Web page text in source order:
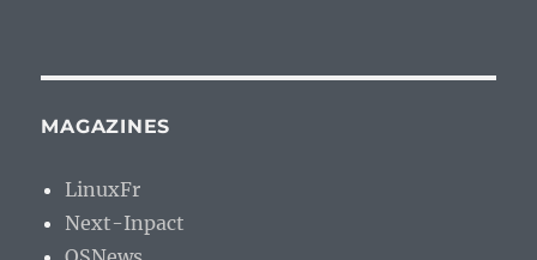
MAGAZINES
LinuxFr
Next-Inpact